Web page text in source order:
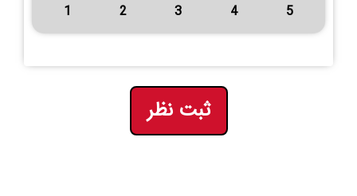
1 2 3 4 5
ثبت نظر